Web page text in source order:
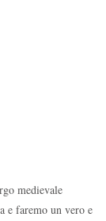
medievale
e faremo un vero e